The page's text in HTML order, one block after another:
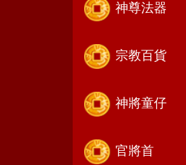
神尊法器
宗教百貨
神將童仔
官將首